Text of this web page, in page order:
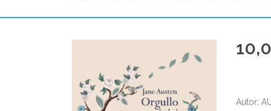
Autor: